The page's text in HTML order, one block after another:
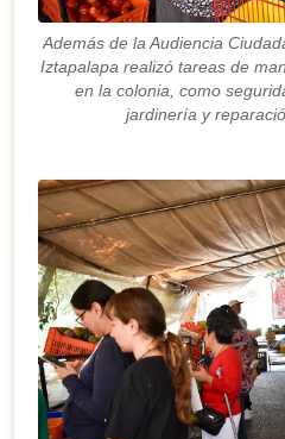
Además de la Audiencia
Iztapalapa realizó tareas de
en la colonia, como
jardinería y